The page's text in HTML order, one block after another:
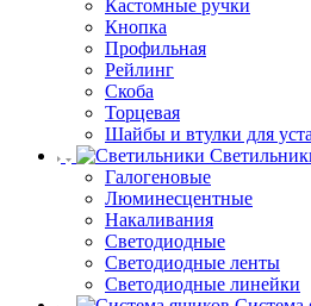
Кастомные ручки
Кнопка
Профильная
Рейлинг
Скоба
Торцевая
Шайбы и втулки для
Галогеновые
Люминесцентные
Накаливания
Светодиодные
Светодиодные ленты
Светодиодные линейки